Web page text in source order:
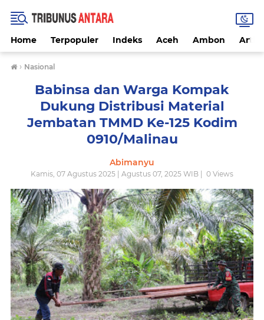
Home Terpopuler Indeks Aceh Ambon
› Nasional
Babinsa dan Warga Kompak
Dukung Distribusi Material
Jembatan TMMD Ke-125 Kodim
0910/Malinau
Abimanyu
Kamis, 07 Agustus 2025 | Agustus 07, 2025 WIB | 0 Views